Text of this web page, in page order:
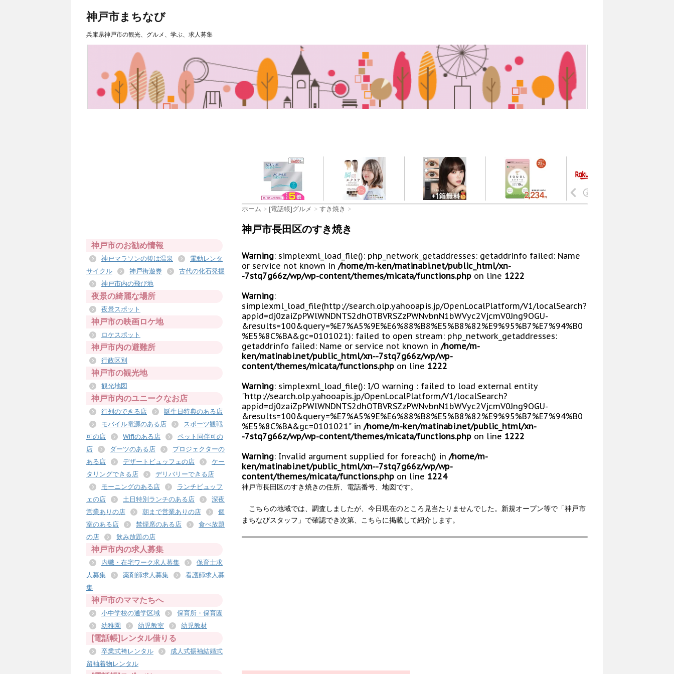
神戸市まちなび
兵庫県神戸市の観光、グルメ、学ぶ、求人募集
ホーム > [電話帳]グルメ > すき焼き >
神戸市長田区のすき焼き
Warning: simplexml_load_file(): php_network_getaddresses: getaddrinfo failed: Name
or service not known in /home/m-ken/matinabi.net/public_html/xn-
-7stq7g66z/wp/wp-content/themes/micata/functions.php on line 1222
Warning:
simplexml_load_file(http://search.olp.yahooapis.jp/OpenLocalPlatform/V1/localSearch?
appid=dj0zaiZpPWlWNDNTS2dhOTBVRSZzPWNvbnN1bWVyc2VjcmV0Jng9OGU-
&results=100&query=%E7%A5%9E%E6%88%B8%E5%B8%82%E9%95%B7%E7%94%B0
%E5%8C%BA&gc=0101021): failed to open stream: php_network_getaddresses:
getaddrinfo failed: Name or service not known in /home/m-
ken/matinabi.net/public_html/xn--7stq7g66z/wp/wp-
content/themes/micata/functions.php on line 1222
Warning: simplexml_load_file(): I/O warning : failed to load external entity
"http://search.olp.yahooapis.jp/OpenLocalPlatform/V1/localSearch?
appid=dj0zaiZpPWlWNDNTS2dhOTBVRSZzPWNvbnN1bWVyc2VjcmV0Jng9OGU-
&results=100&query=%E7%A5%9E%E6%88%B8%E5%B8%82%E9%95%B7%E7%94%B0
%E5%8C%BA&gc=0101021" in /home/m-ken/matinabi.net/public_html/xn-
-7stq7g66z/wp/wp-content/themes/micata/functions.php on line 1222
Warning: Invalid argument supplied for foreach() in /home/m-
ken/matinabi.net/public_html/xn--7stq7g66z/wp/wp-
content/themes/micata/functions.php on line 1224
神戸市長田区のすき焼きの住所、電話番号、地図です。
こちらの地域では、調査しましたが、今日現在のところ見当たりませんでした。新規オープン等で「神戸市
まちなびスタッフ」で確認でき次第、こちらに掲載して紹介します。
神戸市のお勧め情報
神戸マラソンの後は温泉
電動レンタ
サイクル
神戸街遊券
古代の化石発掘
神戸市内の飛び地
夜景の綺麗な場所
夜景スポット
神戸市の映画ロケ地
ロケスポット
神戸市内の避難所
行政区別
神戸市の観光地
観光地図
神戸市内のユニークなお店
行列のできる店
誕生日特典のある店
モバイル電源のある店
スポーツ観戦
可の店
Wifiのある店
ペット同伴可の
店
ダーツのある店
プロジェクターの
ある店
デザートビュッフェの店
ケー
タリングできる店
デリバリーできる店
モーニングのある店
ランチビュッフ
ェの店
土日特別ランチのある店
深夜
営業ありの店
朝まで営業ありの店
個
室のある店
禁煙席のある店
食べ放題
の店
飲み放題の店
神戸市内の求人募集
内職・在宅ワーク求人募集
保育士求
人募集
薬剤師求人募集
看護師求人募
集
神戸市のママたちへ
小中学校の通学区域
保育所・保育園
幼稚園
幼児教室 幼児教材
[電話帳]レンタル借りる
卒業式袴レンタル
成人式振袖結婚式
留袖着物レンタル